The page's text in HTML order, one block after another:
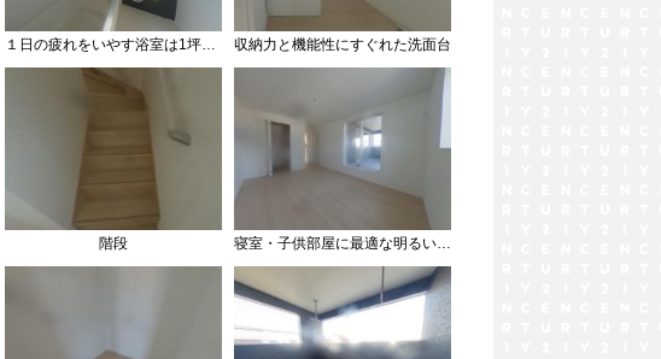
１日の疲れをいやす浴室は1坪以上 収納力と機能性にすぐれた洗面台
階段 寝室・子供部屋に最適な明るい洋室